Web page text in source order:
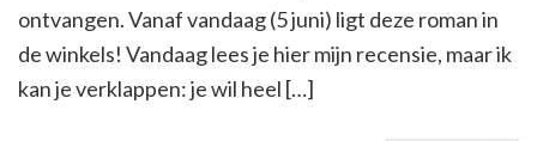
ontvangen. Vanaf vandaag (5 juni) ligt deze roman in
de winkels! Vandaag lees je hier mijn recensie, maar ik
kan je verklappen: je wil heel […]